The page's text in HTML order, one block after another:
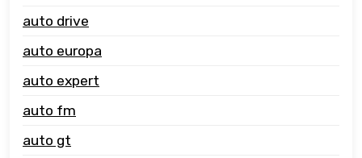
auto drive
auto europa
auto expert
auto fm
auto gt